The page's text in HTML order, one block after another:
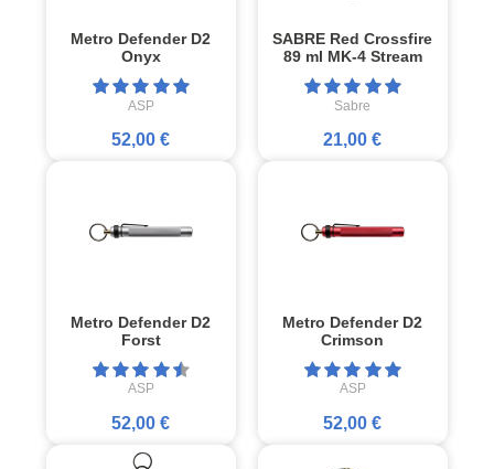
Metro Defender D2
Onyx
ASP
52,00 €
SABRE Red Crossfire
89 ml MK-4 Stream
Sabre
21,00 €
Metro Defender D2
Forst
ASP
52,00 €
Metro Defender D2
Crimson
ASP
52,00 €